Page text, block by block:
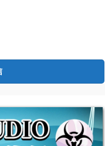
見た目変更エロ
法と使い方
見た目服装変更
方法と使い方